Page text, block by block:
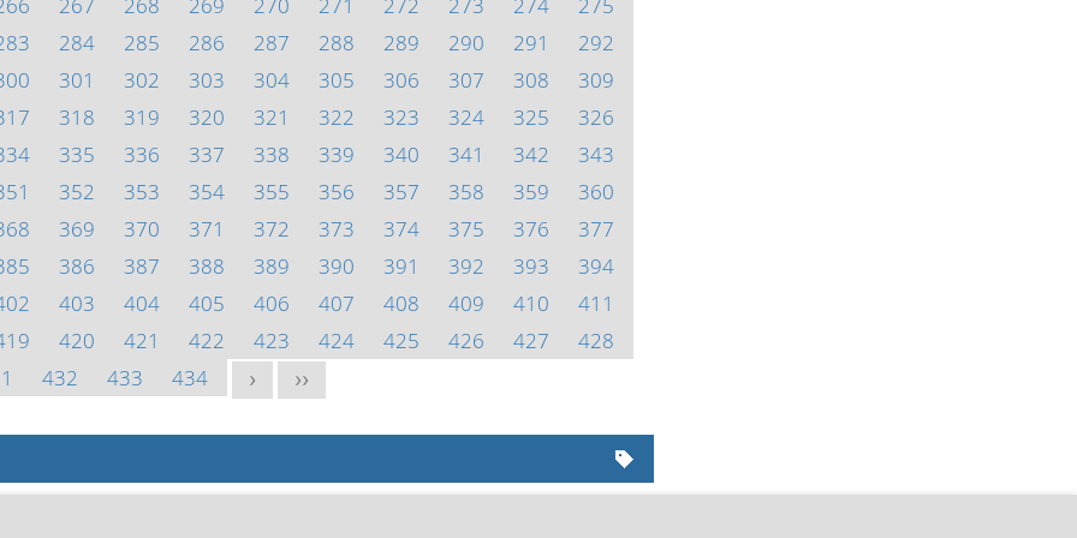
284 285 286 287 288 289 290 291
292
301 302 303 304 305 306 307 308
309
318 319 320 321 322 323 324 325
326
335 336 337 338 339 340 341 342
343
352 353 354 355 356 357 358 359
360
369 370 371 372 373 374 375 376
377
386 387 388 389 390 391 392 393
394
403 404 405 406 407 408 409 410
411
420 421 422 423 424 425 426 427
428
432 433 434 > >>